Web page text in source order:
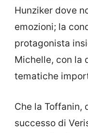
Hunziker dove
emozioni; la
protagonista
Michelle, con la
tematiche
Che la Toffanin,
successo di